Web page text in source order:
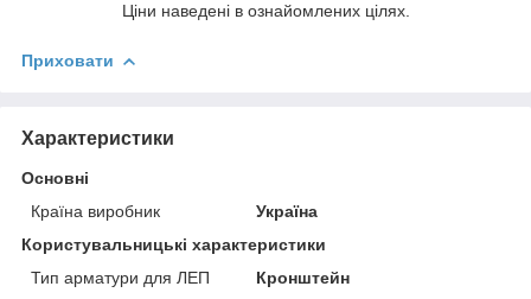
Ціни наведені в ознайомлених цілях.
Приховати
Характеристики
Основні
Країна виробник
Україна
Користувальницькі характеристики
Тип арматури для ЛЕП
Кронштейн